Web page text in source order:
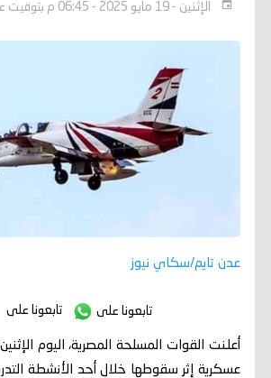
الإثنين - 19 مايو 2025 - 06:45 م بتوقيت عدن
عدن تايم/سكاي نيوز
تابعونا على تابعونا على
أعلنت القوات المسلحة المصرية، اليوم
عسكرية إثر سقوطها خلال أحد الأنشطة